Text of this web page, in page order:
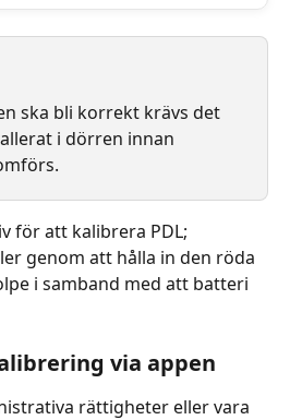
ska bli korrekt krävs det
i dörren innan
för att kalibrera PDL;
genom att hålla in den röda
i samband med att batteri
via appen
rättigheter eller vara